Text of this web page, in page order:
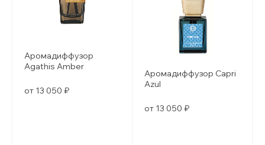
Аромадиффузор
Agathis Amber
от 13 050 ₽
Аромадиффузор Capri
Azul
от 13 050 ₽